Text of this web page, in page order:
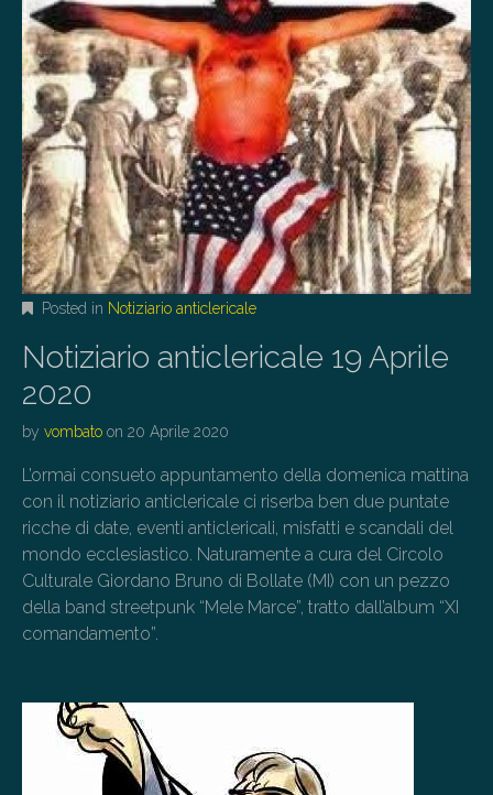
Posted in Notiziario anticlericale
Notiziario anticlericale 19 Aprile
2020
by vombato on 20 Aprile 2020
L’ormai consueto appuntamento della domenica mattina
con il notiziario anticlericale ci riserba ben due puntate
ricche di date, eventi anticlericali, misfatti e scandali del
mondo ecclesiastico. Naturamente a cura del Circolo
Culturale Giordano Bruno di Bollate (MI) con un pezzo
della band streetpunk “Mele Marce”, tratto dall’album “XI
comandamento”.